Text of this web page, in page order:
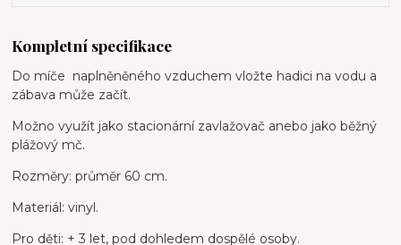
Kompletní specifikace
Do míče naplněněného vzduchem vložte hadici na vodu a
zábava může začít.
Možno využít jako stacionární zavlažovač anebo jako běžný
plážový mč.
Rozměry: průměr 60 cm.
Materiál: vinyl.
Pro děti: + 3 let, pod dohledem dospělé osoby.